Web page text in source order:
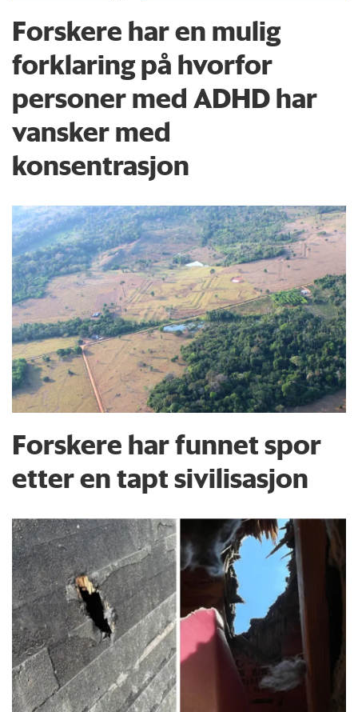
Forskere har en mulig
forklaring på hvorfor
personer med ADHD har
vansker med
konsentrasjon
Forskere har funnet spor
etter en tapt sivilisasjon